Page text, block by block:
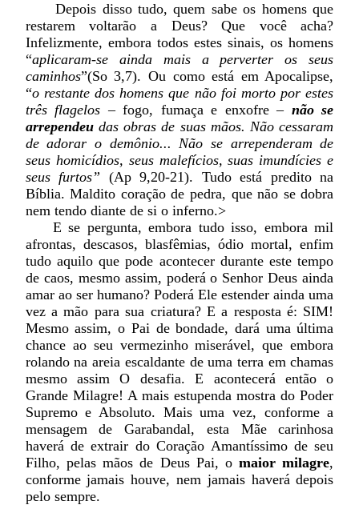
Depois disso tudo, quem sabe os homens que
restarem voltarão a Deus? Que você acha?
Infelizmente, embora todos estes sinais, os homens
“aplicaram-se ainda mais a perverter os seus
caminhos”(So 3,7). Ou como está em Apocalipse,
“o restante dos homens que não foi morto por estes
três flagelos – fogo, fumaça e enxofre – não se
arrependeudas obras de suas mãos. Não cessaram
de adorar o demônio... Não se arrependeram de
seus homicídios, seus malefícios, suas imundícies e
seus furtos” (Ap 9,20-21). Tudo está predito na
Bíblia. Maldito coração de pedra, que não se dobra
nem tendo diante de si o inferno.>
E se pergunta, embora tudo isso, embora mil
afrontas, descasos, blasfêmias, ódio mortal, enfim
tudo aquilo que pode acontecer durante este tempo
de caos, mesmo assim, poderá o Senhor Deus ainda
amar ao ser humano? Poderá Ele estender ainda uma
vez a mão para sua criatura? E a resposta é: SIM!
Mesmo assim, o Pai de bondade, dará uma última
chance ao seu vermezinho miserável, que embora
rolando na areia escaldante de uma terra em chamas
mesmo assim O desafia. E acontecerá então o
Grande Milagre! A mais estupenda mostra do Poder
Supremo e Absoluto. Mais uma vez, conforme a
mensagem de Garabandal, esta Mãe carinhosa
haverá de extrair do Coração Amantíssimo de seu
Filho, pelas mãos de Deus Pai, omaior milagre,
conforme jamais houve, nem jamais haverá depois
pelo sempre.